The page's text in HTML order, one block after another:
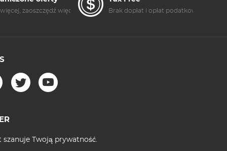
zaoszczędź więcej Brak dopłat i opłat podatkowych
szanuje Twoją prywatność.